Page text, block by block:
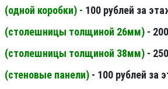
(одной коробки) - 100 рублей за
(столешницы толщиной 26мм) -
(столешницы толщиной 38мм) -
(стеновые панели) - 100 рублей за